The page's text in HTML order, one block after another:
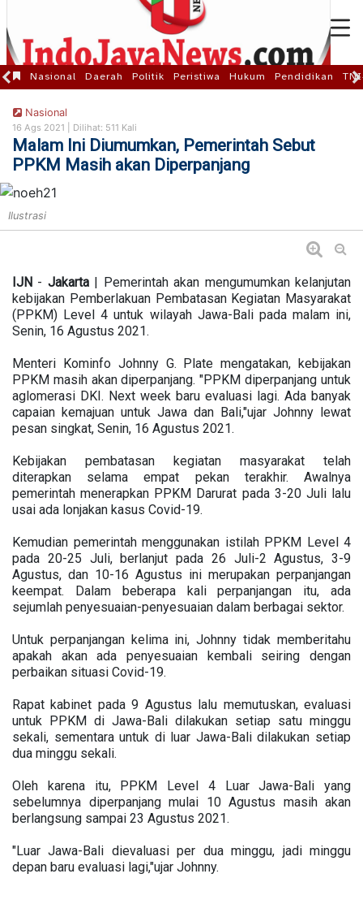
Nasional Daerah Politik Peristiwa Hukum Pendidikan
Nasional
16 Ags 2021 | Dilihat: 511 Kali
Malam Ini Diumumkan, Pemerintah Sebut
PPKM Masih akan Diperpanjang
Ilustrasi
IJN - Jakarta| Pemerintah akan mengumumkan kelanjutan
kebijakan Pemberlakuan Pembatasan Kegiatan Masyarakat
(PPKM) Level 4 untuk wilayah Jawa-Bali pada malam ini,
Senin, 16 Agustus 2021.
Menteri Kominfo Johnny G. Plate mengatakan, kebijakan
PPKM masih akan diperpanjang. "PPKM diperpanjang untuk
aglomerasi DKI. Next week baru evaluasi lagi. Ada banyak
capaian kemajuan untuk Jawa dan Bali,"ujar Johnny lewat
pesan singkat, Senin, 16 Agustus 2021.
Kebijakan pembatasan kegiatan masyarakat telah
diterapkan selama empat pekan terakhir. Awalnya
pemerintah menerapkan PPKM Darurat pada 3-20 Juli lalu
usai ada lonjakan kasus Covid-19.
Kemudian pemerintah menggunakan istilah PPKM Level 4
pada 20-25 Juli, berlanjut pada 26 Juli-2 Agustus, 3-9
Agustus, dan 10-16 Agustus ini merupakan perpanjangan
keempat. Dalam beberapa kali perpanjangan itu, ada
sejumlah penyesuaian-penyesuaian dalam berbagai sektor.
Untuk perpanjangan kelima ini, Johnny tidak memberitahu
apakah akan ada penyesuaian kembali seiring dengan
perbaikan situasi Covid-19.
Rapat kabinet pada 9 Agustus lalu memutuskan, evaluasi
untuk PPKM di Jawa-Bali dilakukan setiap satu minggu
sekali, sementara untuk di luar Jawa-Bali dilakukan setiap
dua minggu sekali.
Oleh karena itu, PPKM Level 4 Luar Jawa-Bali yang
sebelumnya diperpanjang mulai 10 Agustus masih akan
berlangsung sampai 23 Agustus 2021.
"Luar Jawa-Bali dievaluasi per dua minggu, jadi minggu
depan baru evaluasi lagi,"ujar Johnny.